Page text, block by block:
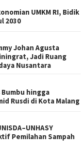
UMKM RI, Bidik
2030
Johan Agusta
Jadi Ruang
Nusantara
hingga
Rusdi di Kota Malang
Pemilahan Sampah